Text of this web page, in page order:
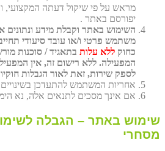
מראש על פי שיקול דעתה המקצועי,
יפורסם באתר .
השימוש באתר וקבלת מידע
משתמש פרטי ו/או עובד סיעודי
כחוק ללא עלות בתאגיד / סוכנות
המפעילה. ללא רישום זה, אין
לספק שירות, זאת לאור הגבלות
אחריות המשתמש להתעדכן
אם אינך מסכים לתנאים אלה, נא
שימוש באתר – הגבלה
מסחרי